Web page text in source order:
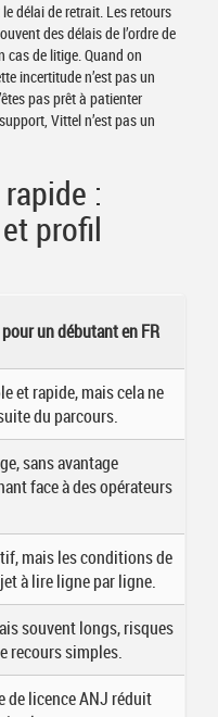
délai de retrait. Les retours
des délais de l’ordre de
cas de litige. Quand on
incertitude n’est pas un
pas prêt à patienter
Vittel n’est pas un
:
profil
un débutant en FR
et rapide, mais cela ne
du parcours.
sans avantage
face à des opérateurs
mais les conditions de
à lire ligne par ligne.
souvent longs, risques
recours simples.
de licence ANJ réduit